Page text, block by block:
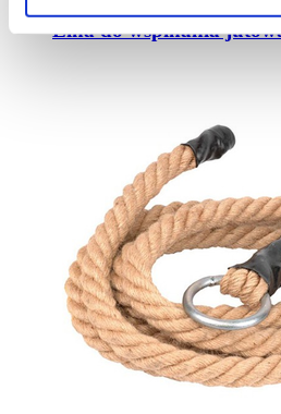
Lina do wspinania